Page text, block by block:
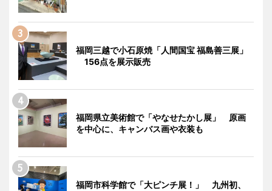
福岡三越で小石原焼「人間国宝 福島善三展」
156点を展示販売
福岡県立美術館で「やなせたかし展」 原画
を中心に、キャンバス画や衣装も
福岡市科学館で「大ピンチ展！」 九州初、